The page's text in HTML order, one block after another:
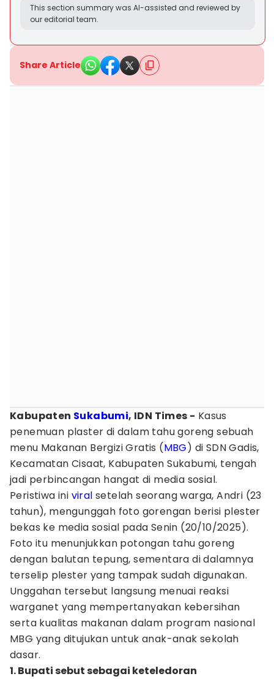
This section summary was AI-assisted and reviewed by
our editorial team.
Share Article
Kabupaten Sukabumi, IDN Times - Kasus
penemuan plaster di dalam tahu goreng sebuah
menu Makanan Bergizi Gratis (MBG) di SDN Gadis,
Kecamatan Cisaat, Kabupaten Sukabumi, tengah
jadi perbincangan hangat di media sosial.
Peristiwa ini viral setelah seorang warga, Andri (23
tahun), mengunggah foto gorengan berisi plester
bekas ke media sosial pada Senin (20/10/2025).
Foto itu menunjukkan potongan tahu goreng
dengan balutan tepung, sementara di dalamnya
terselip plester yang tampak sudah digunakan.
Unggahan tersebut langsung menuai reaksi
warganet yang mempertanyakan kebersihan
serta kualitas makanan dalam program nasional
MBG yang ditujukan untuk anak-anak sekolah
dasar.
1. Bupati sebut sebagai keteledoran